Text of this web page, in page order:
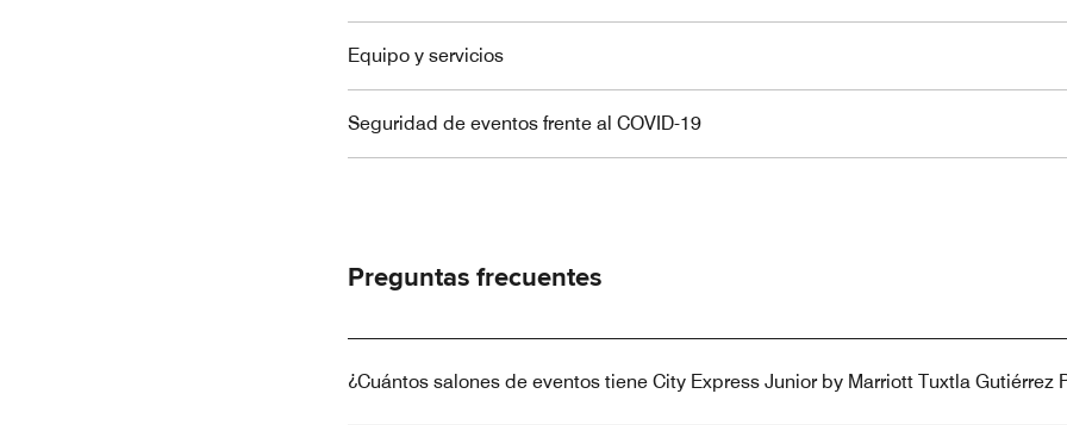
Equipo y servicios
Seguridad de eventos frente al COVID-19
Preguntas frecuentes
¿Cuántos salones de eventos tiene City Express Junior by Marriott Tuxtla Gutiérrez